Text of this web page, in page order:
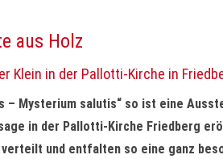
aus Holz
Klein in der Pallotti-Kirche in
– Mysterium salutis“ so ist eine
in der Pallotti-Kirche Friedberg
verteilt und entfalten so eine ganz